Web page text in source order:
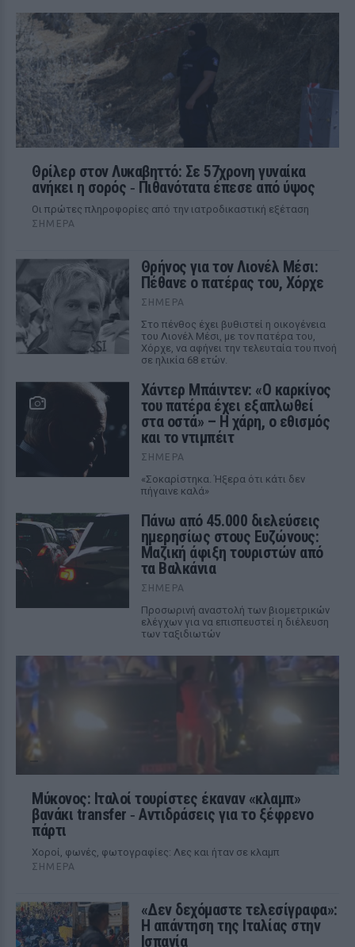
Θρίλερ στον Λυκαβηττό: Σε 57χρονη γυναίκα
ανήκει η σορός ‑ Πιθανότατα έπεσε από ύψος
Οι πρώτες πληροφορίες από την ιατροδικαστική εξέταση
ΣΉΜΕΡΑ
Θρήνος για τον Λιονέλ Μέσι:
Πέθανε ο πατέρας του, Χόρχε
ΣΉΜΕΡΑ
Στο πένθος έχει βυθιστεί η οικογένεια
του Λιονέλ Μέσι, με τον πατέρα του,
Χόρχε, να αφήνει την τελευταία του πνοή
σε ηλικία 68 ετών.
Χάντερ Μπάιντεν: «Ο καρκίνος
του πατέρα έχει εξαπλωθεί
στα οστά» – Η χάρη, ο εθισμός
και το ντιμπέιτ
ΣΉΜΕΡΑ
«Σοκαρίστηκα. Ήξερα ότι κάτι δεν
πήγαινε καλά»
Πάνω από 45.000 διελεύσεις
ημερησίως στους Ευζώνους:
Μαζική άφιξη τουριστών από
τα Βαλκάνια
ΣΉΜΕΡΑ
Προσωρινή αναστολή των βιομετρικών
ελέγχων για να επισπευστεί η διέλευση
των ταξιδιωτών
Μύκονος: Ιταλοί τουρίστες έκαναν «κλαμπ»
βανάκι transfer ‑ Αντιδράσεις για το ξέφρενο
πάρτι
Χοροί, φωνές, φωτογραφίες: Λες και ήταν σε κλαμπ
ΣΉΜΕΡΑ
«Δεν δεχόμαστε τελεσίγραφα»:
Η απάντηση της Ιταλίας στην
Ισπανία